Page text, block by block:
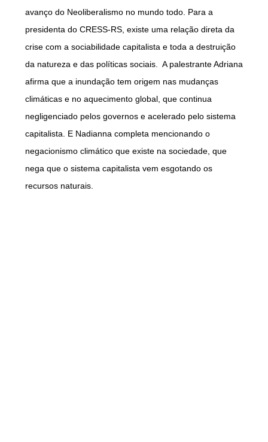
avanço do Neoliberalismo no mundo todo. Para a
presidenta do CRESS-RS, existe uma relação direta da
crise com a sociabilidade capitalista e toda a destruição
da natureza e das políticas sociais. A palestrante Adriana
afirma que a inundação tem origem nas mudanças
climáticas e no aquecimento global, que continua
negligenciado pelos governos e acelerado pelo sistema
capitalista. E Nadianna completa mencionando o
negacionismo climático que existe na sociedade, que
nega que o sistema capitalista vem esgotando os
recursos naturais.